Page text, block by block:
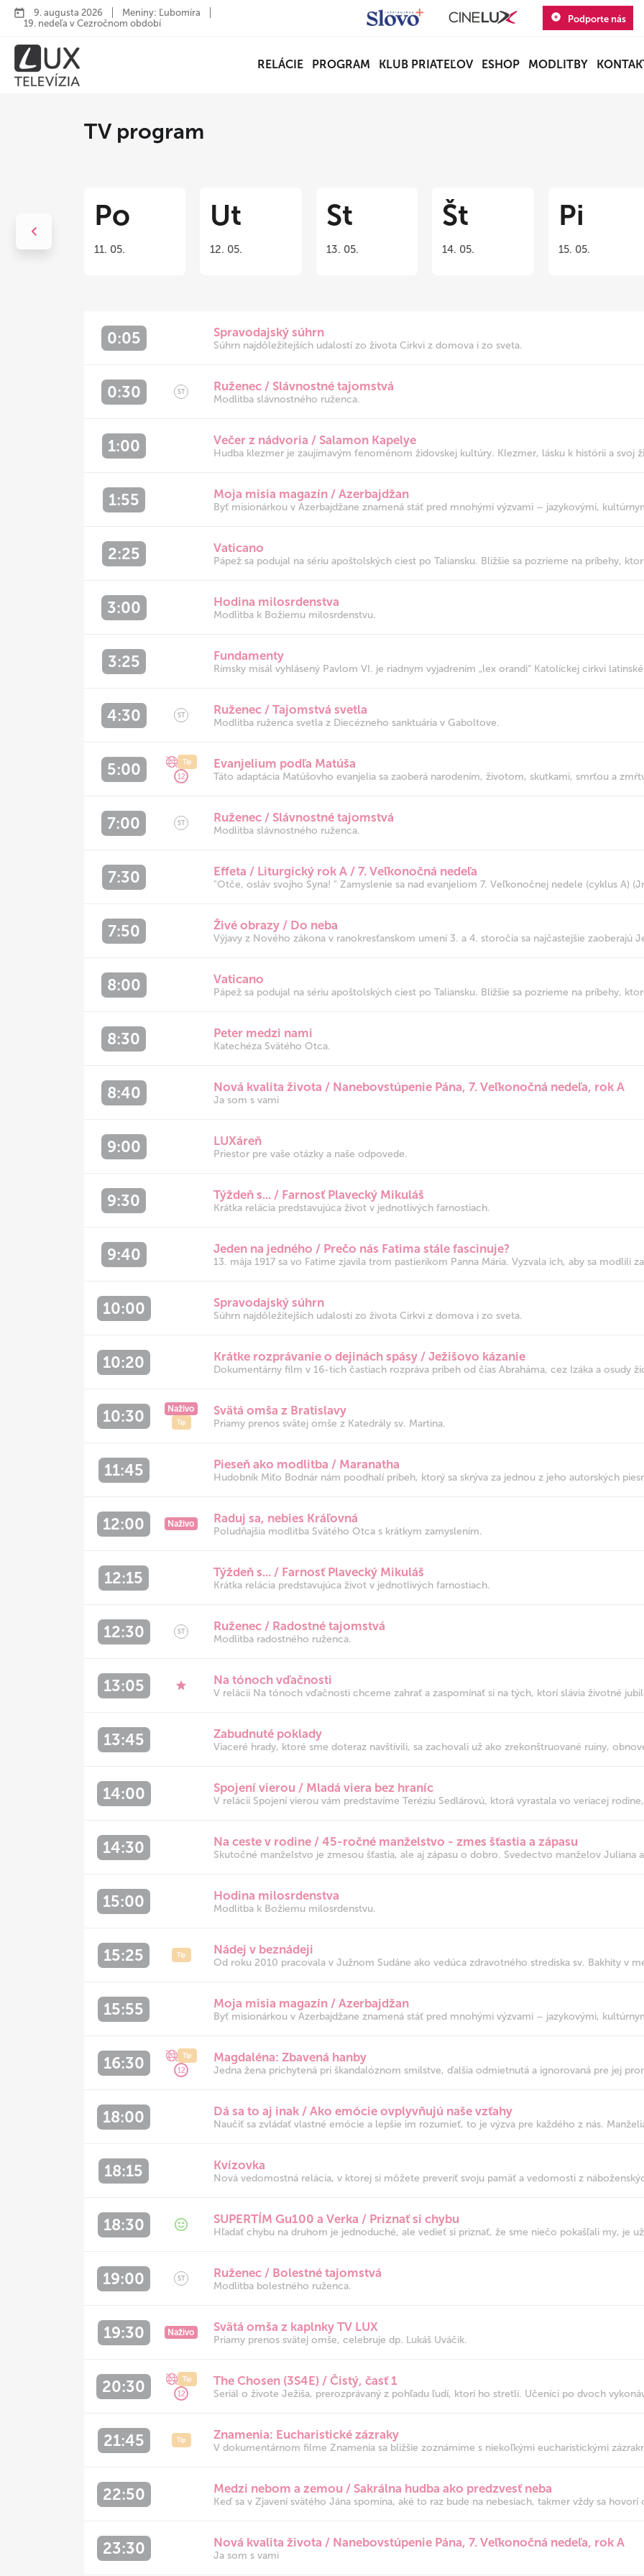
9. augusta 2026
Meniny: Ľubomíra
19. nedeľa v Cezročnom období
Podporte nás
RELÁCIE PROGRAM KLUB PRIATEĽOV ESHOP MODLITBY
TV program
Po
11. 05.
Ut
12. 05.
St
13. 05.
Št
14. 05.
Pi
15. 05.
0:05 Spravodajský súhrn
Súhrn najdôležitejších udalostí zo života Cirkvi z domova i zo sveta.
0:30 ST Ruženec / Slávnostné tajomstvá
Modlitba slávnostného ruženca.
1:00 Večer z nádvoria / Salamon Kapelye
Hudba klezmer je zaujímavým fenoménom židovskej kultúry. Klezmer, lásku k histórii a svoj
1:55 Moja misia magazín / Azerbajdžan
Byť misionárkou v Azerbajdžane znamená stáť pred mnohými výzvami – jazykovými,
2:25 Vaticano
Pápež sa podujal na sériu apoštolských ciest po Taliansku. Bližšie sa pozrieme na príbehy,
3:00 Hodina milosrdenstva
Modlitba k Božiemu milosrdenstvu.
3:25 Fundamenty
Rímsky misál vyhlásený Pavlom VI. je riadnym vyjadrením „lex orandi“ Katolíckej cirkvi
4:30 ST Ruženec / Tajomstvá svetla
Modlitba ruženca svetla z Diecézneho sanktuária v Gaboltove.
5:00 Tip
12
Evanjelium podľa Matúša
Táto adaptácia Matúšovho evanjelia sa zaoberá narodením, životom, skutkami, smrťou a
7:00 ST Ruženec / Slávnostné tajomstvá
Modlitba slávnostného ruženca.
7:30 Effeta / Liturgický rok A / 7. Veľkonočná nedeľa
"Otče, osláv svojho Syna! " Zamyslenie sa nad evanjeliom 7. Veľkonočnej nedele (cyklus A)
7:50 Živé obrazy / Do neba
Výjavy z Nového zákona v ranokresťanskom umení 3. a 4. storočia sa najčastejšie zaoberajú
8:00 Vaticano
Pápež sa podujal na sériu apoštolských ciest po Taliansku. Bližšie sa pozrieme na príbehy,
8:30 Peter medzi nami
Katechéza Svätého Otca.
8:40 Nová kvalita života / Nanebovstúpenie Pána, 7. Veľkonočná nedeľa, rok A
Ja som s vami
9:00 LUXáreň
Priestor pre vaše otázky a naše odpovede.
9:30 Týždeň s... / Farnosť Plavecký Mikuláš
Krátka relácia predstavujúca život v jednotlivých farnostiach.
9:40 Jeden na jedného / Prečo nás Fatima stále fascinuje?
13. mája 1917 sa vo Fatime zjavila trom pastierikom Panna Mária. Vyzvala ich, aby sa modlili
10:00 Spravodajský súhrn
Súhrn najdôležitejších udalostí zo života Cirkvi z domova i zo sveta.
10:20 Krátke rozprávanie o dejinách spásy / Ježišovo kázanie
Dokumentárny film v 16-tich častiach rozpráva príbeh od čias Abraháma, cez Izáka a osudy
10:30 Naživo
Tip
Svätá omša z Bratislavy
Priamy prenos svätej omše z Katedrály sv. Martina.
11:45 Pieseň ako modlitba / Maranatha
Hudobník Miťo Bodnár nám poodhalí príbeh, ktorý sa skrýva za jednou z jeho autorských
12:00 Naživo Raduj sa, nebies Kráľovná
Poludňajšia modlitba Svätého Otca s krátkym zamyslením.
12:15 Týždeň s... / Farnosť Plavecký Mikuláš
Krátka relácia predstavujúca život v jednotlivých farnostiach.
12:30 ST Ruženec / Radostné tajomstvá
Modlitba radostného ruženca.
13:05 Na tónoch vďačnosti
V relácii Na tónoch vďačnosti chceme zahrať a zaspomínať si na tých, ktorí slávia životné
13:45 Zabudnuté poklady
Viaceré hrady, ktoré sme doteraz navštívili, sa zachovali už ako zrekonštruované ruiny,
14:00 Spojení vierou / Mladá viera bez hraníc
V relácii Spojení vierou vám predstavíme Teréziu Sedlárovú, ktorá vyrastala vo veriacej
14:30 Na ceste v rodine / 45-ročné manželstvo - zmes šťastia a zápasu
Skutočné manželstvo je zmesou šťastia, ale aj zápasu o dobro. Svedectvo manželov Juliana
15:00 Hodina milosrdenstva
Modlitba k Božiemu milosrdenstvu.
15:25 Tip Nádej v beznádeji
Od roku 2010 pracovala v Južnom Sudáne ako vedúca zdravotného strediska sv. Bakhity v
15:55 Moja misia magazín / Azerbajdžan
Byť misionárkou v Azerbajdžane znamená stáť pred mnohými výzvami – jazykovými,
16:30 Tip
12
Magdaléna: Zbavená hanby
Jedna žena prichytená pri škandalóznom smilstve, ďalšia odmietnutá a ignorovaná pre jej
18:00 Dá sa to aj inak / Ako emócie ovplyvňujú naše vzťahy
Naučiť sa zvládať vlastné emócie a lepšie im rozumieť, to je výzva pre každého z nás.
18:15 Kvízovka
Nová vedomostná relácia, v ktorej si môžete preveriť svoju pamäť a vedomosti z
18:30 SUPERTÍM Gu100 a Verka / Priznať si chybu
Hľadať chybu na druhom je jednoduché, ale vedieť si priznať, že sme niečo pokašľali my, je
19:00 ST Ruženec / Bolestné tajomstvá
Modlitba bolestného ruženca.
19:30 Naživo Svätá omša z kaplnky TV LUX
Priamy prenos svätej omše, celebruje dp. Lukáš Uváčik.
20:30 Tip
12
The Chosen (3S4E) / Čistý, časť 1
Seriál o živote Ježiša, prerozprávaný z pohľadu ľudí, ktorí ho stretli. Učeníci po dvoch
21:45 Tip Znamenia: Eucharistické zázraky
V dokumentárnom filme Znamenia sa bližšie zoznámime s niekoľkými eucharistickými
22:50 Medzi nebom a zemou / Sakrálna hudba ako predzvesť neba
Keď sa v Zjavení svätého Jána spomína, aké to raz bude na nebesiach, takmer vždy sa hovorí
23:30 Nová kvalita života / Nanebovstúpenie Pána, 7. Veľkonočná nedeľa, rok A
Ja som s vami